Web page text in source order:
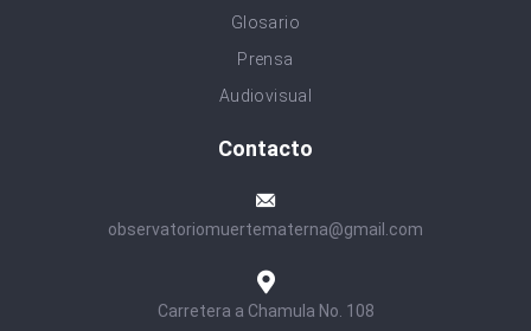
Glosario
Prensa
Audiovisual
Contacto
observatoriomuertematerna@gmail.com
Carretera a Chamula No. 108